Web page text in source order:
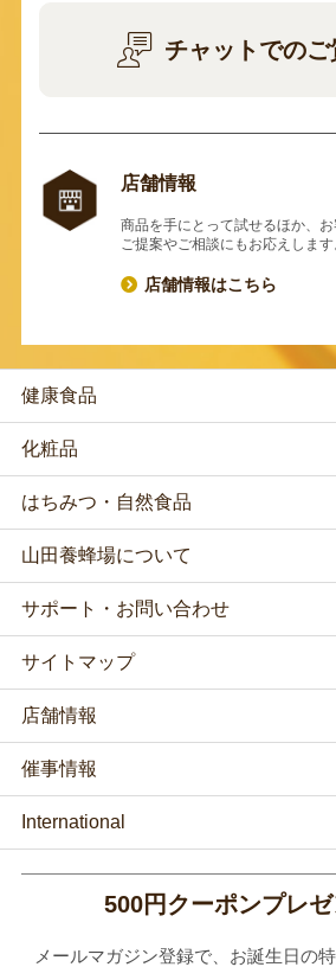
チャットでのご
店舗情報
商品を手にとって試せるほか、
ご提案やご相談にもお応えします
店舗情報はこちら
健康食品
化粧品
はちみつ・自然食品
山田養蜂場について
サポート・お問い合わせ
サイトマップ
店舗情報
催事情報
International
500円クーポンプレゼ
メールマガジン登録で、お誕生日の